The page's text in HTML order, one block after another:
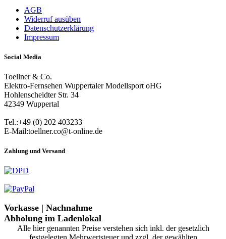
AGB
Widerruf ausüben
Datenschutzerklärung
Impressum
Social Media
Toellner & Co.
Elektro-Fernsehen Wuppertaler Modellsport oHG
Hohlenscheidter Str. 34
42349 Wuppertal
Tel.:+49 (0) 202 403233
E-Mail:toellner.co@t-online.de
Zahlung und Versand
Vorkasse | Nachnahme
Abholung im Ladenlokal
Alle hier genannten Preise verstehen sich inkl. der gesetzlich